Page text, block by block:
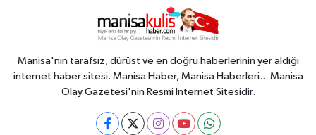
Manisa'nın tarafsız, dürüst ve en doğru haberlerinin yer aldığı
internet haber sitesi. Manisa Haber, Manisa Haberleri... Manisa
Olay Gazetesi'nin Resmi İnternet Sitesidir.